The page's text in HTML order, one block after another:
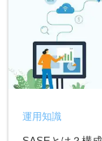
運用知識